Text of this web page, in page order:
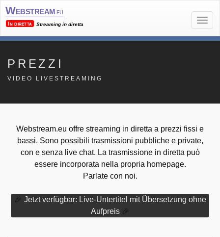
Webstream.eu
In diretta Streaming in diretta
PREZZI
VIDEO LIVESTREAMING
Webstream.eu offre streaming in diretta a prezzi fissi e
bassi. Sono possibili trasmissioni pubbliche e private,
con e senza live chat. La trasmissione in diretta può
essere incorporata nella propria homepage.
Parlate con noi.
🎉 Jetzt verfügbar: Live-Untertitel mit Übersetzung ohne
Aufpreis🎉